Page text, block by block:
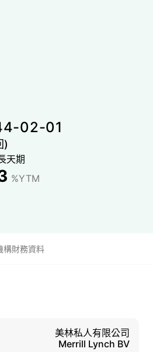
02-01
)
天期
%YTM
構財務資料
美林私人有限公司
Merrill Lynch BV